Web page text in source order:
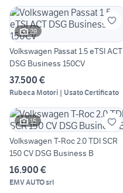
29
Volkswagen Passat 1.5 eTSI ACT
DSG Business 150CV
37.500 €
Rubeca Motori | Usato Certificato
15
Volkswagen T-Roc 2.0 TDI SCR
150 CV DSG Business B
16.900 €
EMV AUTO srl